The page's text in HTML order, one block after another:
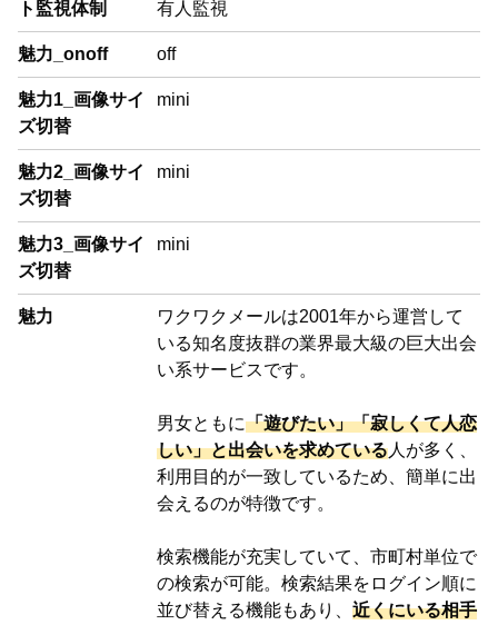
ト監視体制
有人監視
魅力_onoff off
魅力1_画像サイ
ズ切替
mini
魅力2_画像サイ
ズ切替
mini
魅力3_画像サイ
ズ切替
mini
魅力
ワクワクメールは2001年から運営して
いる知名度抜群の業界最大級の巨大出会
い系サービスです。
男女ともに「遊びたい」「寂しくて人恋
しい」と出会いを求めている人が多く、
利用目的が一致しているため、簡単に出
会えるのが特徴です。
検索機能が充実していて、市町村単位で
の検索が可能。検索結果をログイン順に
並び替える機能もあり、 近くにいる相手